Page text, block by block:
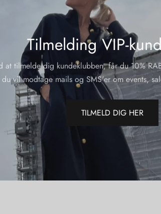
Tilmelding VIP-
at tilmelde dig kundeklubben, får du 10%
du vil modtage mails og SMS'er om events,
TILMELD DIG HER